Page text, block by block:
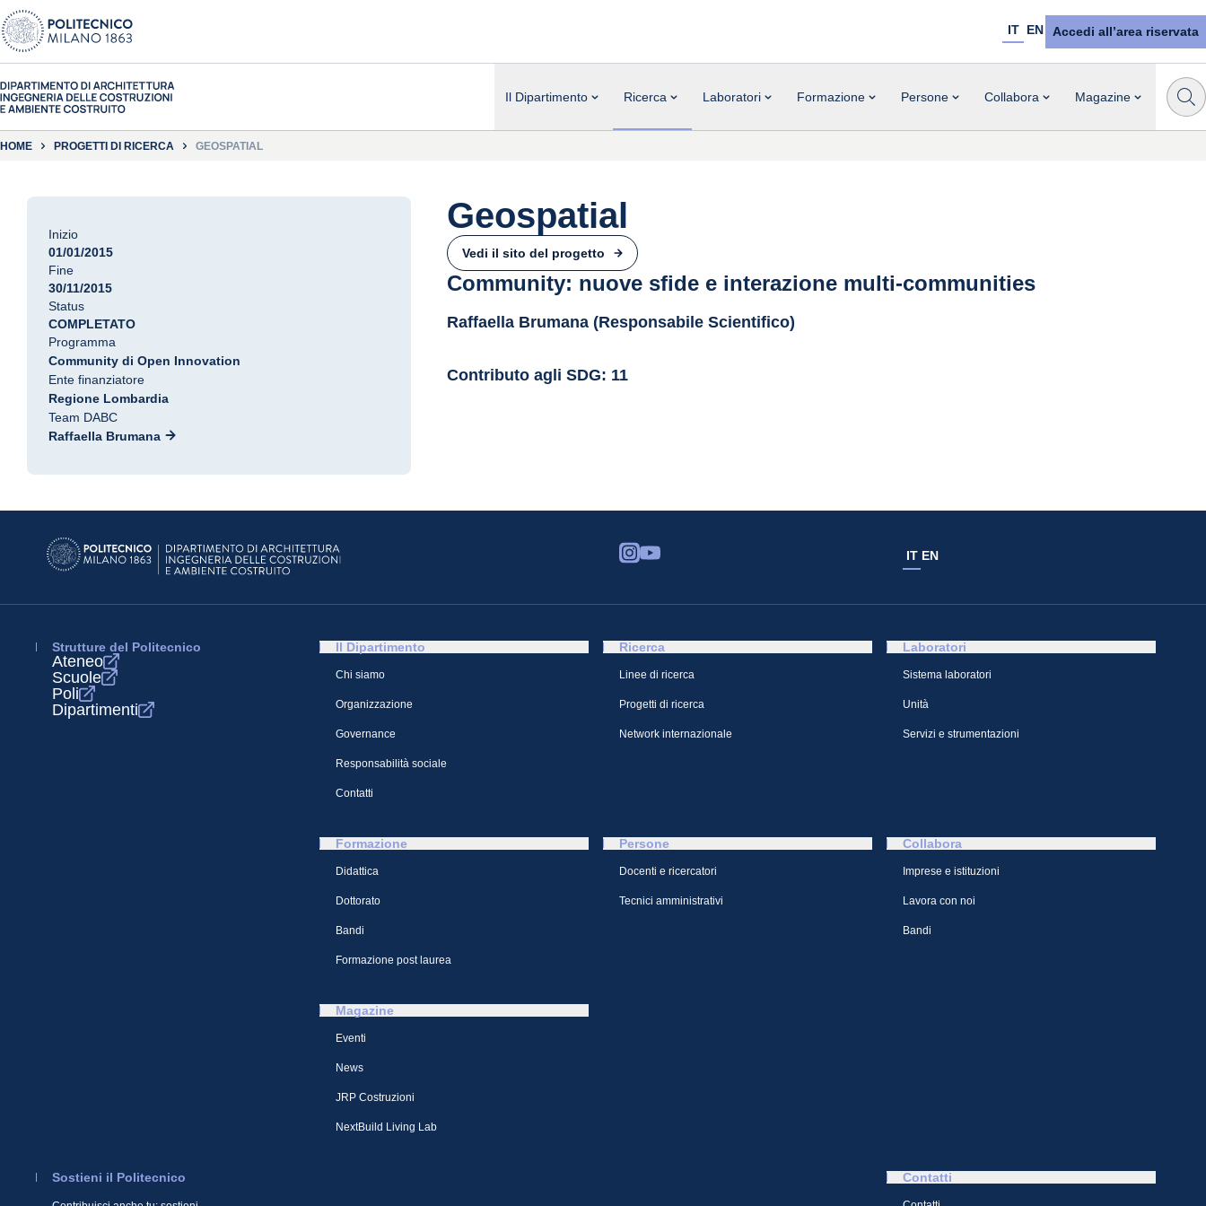
IT EN Accedi all’area riservata
Il Dipartimento Ricerca Laboratori Formazione Persone Collabora Magazine
HOME PROGETTI DI RICERCA GEOSPATIAL
Inizio
01/01/2015
Fine
30/11/2015
Status
COMPLETATO
Programma
Community di Open Innovation
Ente finanziatore
Regione Lombardia
Team DABC
Raffaella Brumana
Geospatial
Vedi il sito del progetto
Community: nuove sfide e interazione multi-communities
Raffaella Brumana (Responsabile Scientifico)
Contributo agli SDG: 11
IT EN
Strutture del Politecnico
Ateneo
Scuole
Poli
Dipartimenti
Il Dipartimento
Chi siamo
Organizzazione
Governance
Responsabilità sociale
Contatti
Ricerca
Linee di ricerca
Progetti di ricerca
Network internazionale
Laboratori
Sistema laboratori
Unità
Servizi e strumentazioni
Formazione
Didattica
Dottorato
Bandi
Formazione post laurea
Persone
Docenti e ricercatori
Tecnici amministrativi
Collabora
Imprese e istituzioni
Lavora con noi
Bandi
Magazine
Eventi
News
JRP Costruzioni
NextBuild Living Lab
Sostieni il Politecnico Contatti